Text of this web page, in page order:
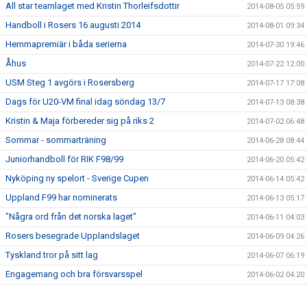
All star teamlaget med Kristin Thorleifsdottir 2014-08-05 05:59
Handboll i Rosers 16 augusti 2014 2014-08-01 09:34
Hemmapremiär i båda serierna 2014-07-30 19:46
Åhus 2014-07-22 12:00
USM Steg 1 avgörs i Rosersberg 2014-07-17 17:08
Dags för U20-VM final idag söndag 13/7 2014-07-13 08:38
Kristin & Maja förbereder sig på riks 2 2014-07-02 06:48
Sommar - sommarträning 2014-06-28 08:44
Juniorhandboll för RIK F98/99 2014-06-20 05:42
Nyköping ny spelort - Sverige Cupen 2014-06-14 05:42
Uppland F99 har nominerats 2014-06-13 05:17
"Några ord från det norska laget" 2014-06-11 04:03
Rosers besegrade Upplandslaget 2014-06-09 04:26
Tyskland tror på sitt lag 2014-06-07 06:19
Engagemang och bra försvarsspel 2014-06-02 04:20